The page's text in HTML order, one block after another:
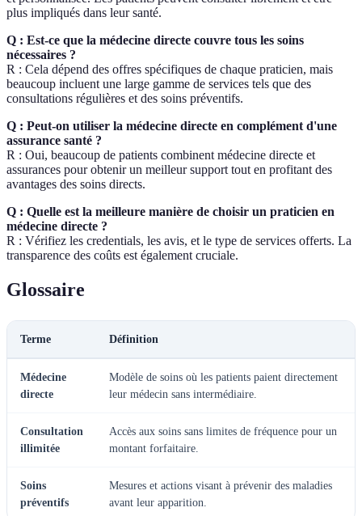
plus impliqués dans leur santé.
Q : Est-ce que la médecine directe couvre tous les soins
nécessaires ?
R : Cela dépend des offres spécifiques de chaque praticien, mais
beaucoup incluent une large gamme de services tels que des
consultations régulières et des soins préventifs.
Q : Peut-on utiliser la médecine directe en complément d'une
assurance santé ?
R : Oui, beaucoup de patients combinent médecine directe et
assurances pour obtenir un meilleur support tout en profitant des
avantages des soins directs.
Q : Quelle est la meilleure manière de choisir un praticien en
médecine directe ?
R : Vérifiez les credentials, les avis, et le type de services offerts. La
transparence des coûts est également cruciale.
Glossaire
Terme Définition
Médecine
directe
Modèle de soins où les patients paient directement
leur médecin sans intermédiaire.
Consultation
illimitée
Accès aux soins sans limites de fréquence pour un
montant forfaitaire.
Soins
préventifs
Mesures et actions visant à prévenir des maladies
avant leur apparition.